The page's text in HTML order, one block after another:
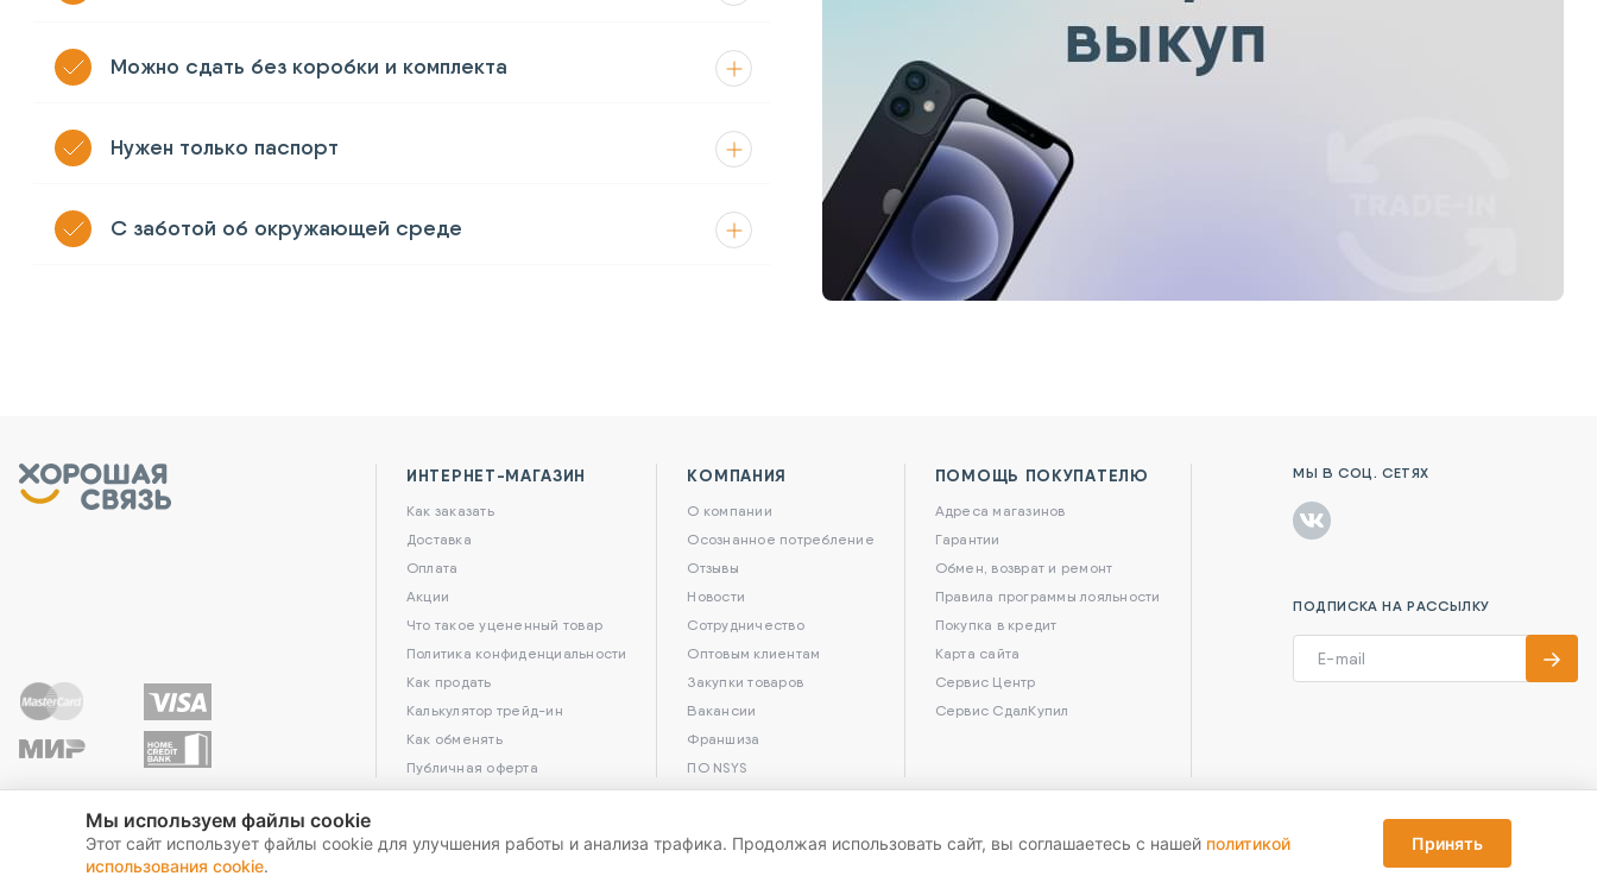
Можно сдать без коробки и комплекта
Нужен только паспорт
С заботой об окружающей среде
ИНТЕРНЕТ-МАГАЗИН
Как заказать
Доставка
Оплата
Акции
Что такое уцененный товар
Политика конфиденциальности
Как продать
Калькулятор трейд-ин
Как обменять
Публичная оферта
КОМПАНИЯ
О компании
Осознанное потребление
Отзывы
Новости
Сотрудничество
Оптовым клиентам
Закупки товаров
Вакансии
Франшиза
ПО NSYS
ПОМОЩЬ ПОКУПАТЕЛЮ
Адреса магазинов
Гарантии
Обмен, возврат и ремонт
Правила программы лояльности
Покупка в кредит
Карта сайта
Сервис Центр
Сервис СдалКупил
МЫ В СОЦ. СЕТЯХ
ПОДПИСКА НА РАССЫЛКУ
2026 Хорошая связь. All Rights Reserved. Reka Digital Agency
Мы используем файлы cookie
Этот сайт использует файлы cookie для улучшения работы и анализа трафика. Продолжая использовать сайт, вы соглашаетесь с нашей политикой
использования cookie.
Принять